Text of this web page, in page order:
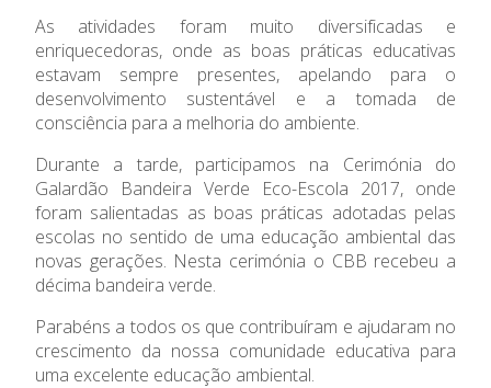
APEE
Notícias
As atividades foram muito diversificadas e
enriquecedoras, onde as boas práticas educativas
estavam sempre presentes, apelando para o
desenvolvimento sustentável e a tomada de
consciência para a melhoria do ambiente.
Durante a tarde, participamos na Cerimónia do
Galardão Bandeira Verde Eco-Escola 2017, onde
foram salientadas as boas práticas adotadas pelas
escolas no sentido de uma educação ambiental das
novas gerações. Nesta cerimónia o CBB recebeu a
décima bandeira verde.
Parabéns a todos os que contribuíram e ajudaram no
crescimento da nossa comunidade educativa para
uma excelente educação ambiental.